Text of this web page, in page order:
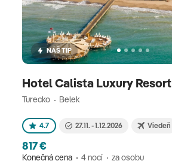
NÁŠ TIP
Hotel Calista Luxury Resort
Turecko Belek
4.7 27.11. - 1.12.2026 Viedeň
817 €
Konečná cena 4 nocí za osobu